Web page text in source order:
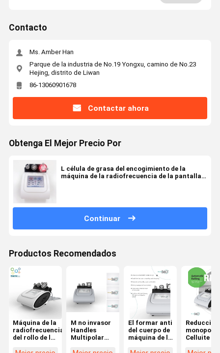
Contacto
Ms. Amber Han
Parque de la industria de No.19 Yongxu, camino de No.23
Hejing, distrito de Liwan
86-13060901678
Contactar ahora
Obtenga El Mejor Precio Por
L célula de grasa del encogimiento de la
máquina de la radiofrecuencia de la pantalla
Continuar
Productos Recomendados
Máquina de la
radiofrecuencia
del rollo de la
M no invasor
Handles
Multipolar
El formar anti
del cuerpo de
máquina de la
Reducción
Celluite de